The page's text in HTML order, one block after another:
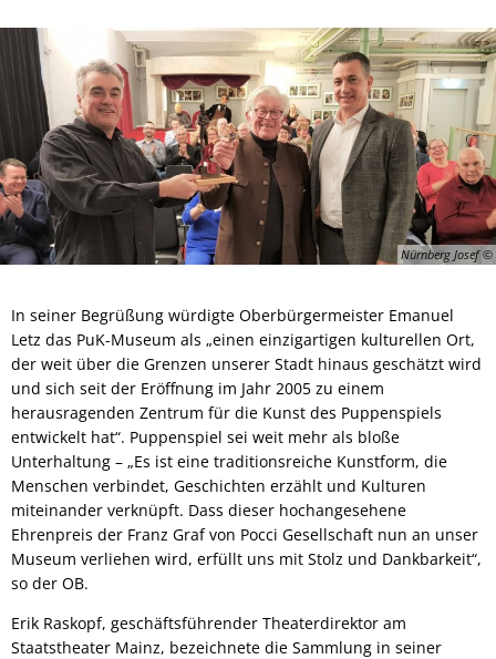
Nürnberg Josef
In seiner Begrüßung würdigte Oberbürgermeister Emanuel
Letz das PuK-Museum als „einen einzigartigen kulturellen Ort,
der weit über die Grenzen unserer Stadt hinaus geschätzt wird
und sich seit der Eröffnung im Jahr 2005 zu einem
herausragenden Zentrum für die Kunst des Puppenspiels
entwickelt hat“. Puppenspiel sei weit mehr als bloße
Unterhaltung – „Es ist eine traditionsreiche Kunstform, die
Menschen verbindet, Geschichten erzählt und Kulturen
miteinander verknüpft. Dass dieser hochangesehene
Ehrenpreis der Franz Graf von Pocci Gesellschaft nun an unser
Museum verliehen wird, erfüllt uns mit Stolz und Dankbarkeit“,
so der OB.
Erik Raskopf, geschäftsführender Theaterdirektor am
Staatstheater Mainz, bezeichnete die Sammlung in seiner